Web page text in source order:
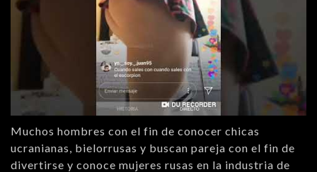
Muchos hombres con el fin de conocer chicas
ucranianas, bielorrusas y buscan pareja con el fin de
divertirse y conoce mujeres rusas en la industria de